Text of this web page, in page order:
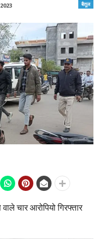
बैतूल
चार आरोपियो गिरफ्तार